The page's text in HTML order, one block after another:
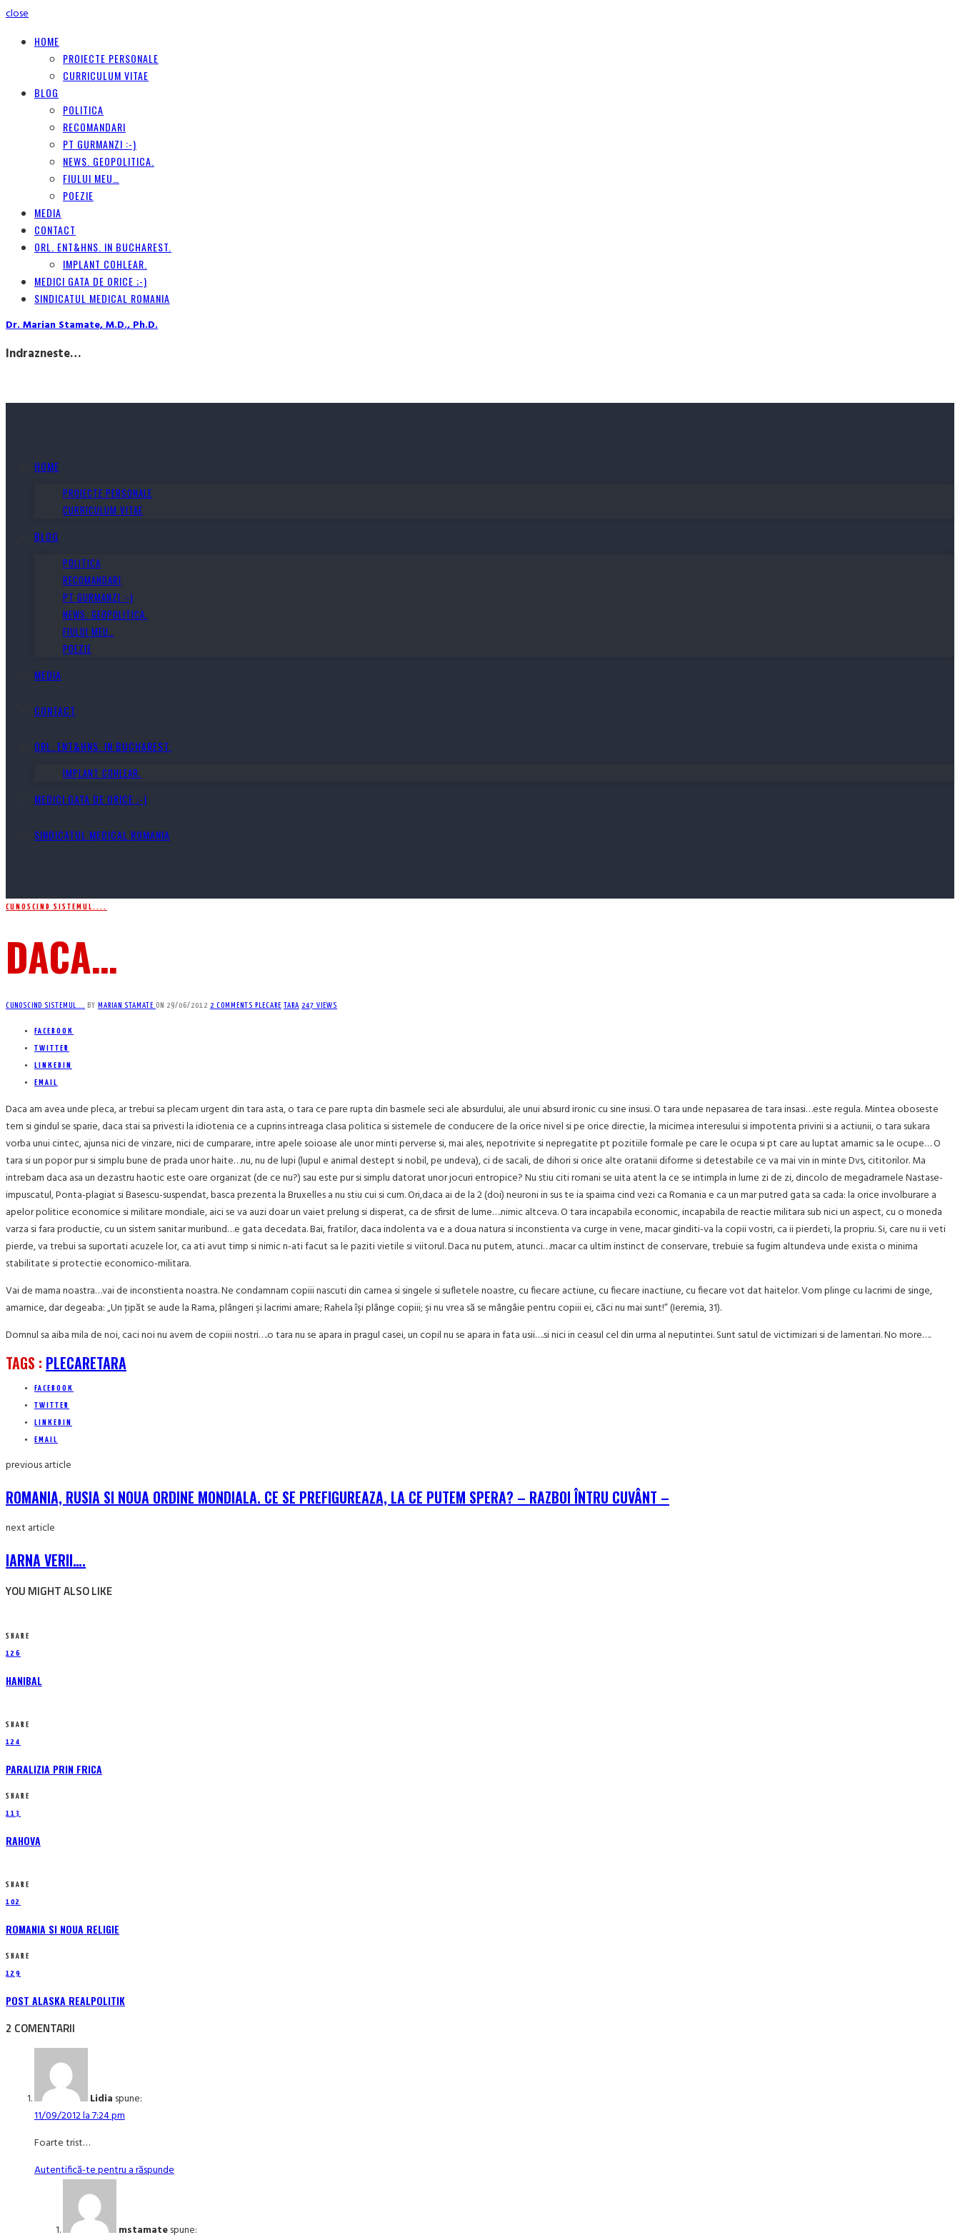
close
HOME
PROIECTE PERSONALE
CURRICULUM VITAE
BLOG
POLITICA
RECOMANDARI
PT GURMANZI :-)
NEWS. GEOPOLITICA.
FIULUI MEU…
POEZIE
MEDIA
CONTACT
ORL. ENT&HNS. IN BUCHAREST.
IMPLANT COHLEAR.
MEDICI GATA DE ORICE ;-)
SINDICATUL MEDICAL ROMANIA
Dr. Marian Stamate, M.D., Ph.D.
Indrazneste…
HOME
PROIECTE PERSONALE
CURRICULUM VITAE
BLOG
POLITICA
RECOMANDARI
PT GURMANZI :-)
NEWS. GEOPOLITICA.
FIULUI MEU…
POEZIE
MEDIA
CONTACT
ORL. ENT&HNS. IN BUCHAREST.
IMPLANT COHLEAR.
MEDICI GATA DE ORICE ;-)
SINDICATUL MEDICAL ROMANIA
CUNOSCIND SISTEMUL....
DACA…
CUNOSCIND SISTEMUL.... BY MARIAN STAMATE ON 29/06/2012 2 COMMENTS PLECARE TARA 247 VIEWS
FACEBOOK
TWITTER
LINKEDIN
EMAIL
Daca am avea unde pleca, ar trebui sa plecam urgent din tara asta, o tara ce pare rupta din basmele seci ale absurdului, ale unui absurd ironic cu sine insusi. O tara unde nepasarea de tara insasi…este regula. Mintea oboseste
tern si gindul se sparie, daca stai sa privesti la idiotenia ce a cuprins intreaga clasa politica si sistemele de conducere de la orice nivel si pe orice directie, la micimea interesului si impotenta privirii si a actiunii, o tara sukara
vorba unui cintec, ajunsa nici de vinzare, nici de cumparare, intre apele soioase ale unor minti perverse si, mai ales, nepotrivite si nepregatite pt pozitiile formale pe care le ocupa si pt care au luptat amarnic sa le ocupe… O
tara si un popor pur si simplu bune de prada unor haite…nu, nu de lupi (lupul e animal destept si nobil, pe undeva), ci de sacali, de dihori si orice alte oratanii diforme si detestabile ce va mai vin in minte Dvs, cititorilor. Ma
intrebam daca asa un dezastru haotic este oare organizat (de ce nu?) sau este pur si simplu datorat unor jocuri entropice? Nu stiu citi romani se uita atent la ce se intimpla in lume zi de zi, dincolo de megadramele Nastase-
impuscatul, Ponta-plagiat si Basescu-suspendat, basca prezenta la Bruxelles a nu stiu cui si cum. Ori,daca ai de la 2 (doi) neuroni in sus te ia spaima cind vezi ca Romania e ca un mar putred gata sa cada: la orice involburare a
apelor politice economice si militare mondiale, aici se va auzi doar un vaiet prelung si disperat, ca de sfirsit de lume….nimic altceva. O tara incapabila economic, incapabila de reactie militara sub nici un aspect, cu o moneda
varza si fara productie, cu un sistem sanitar muribund…e gata decedata. Bai, fratilor, daca indolenta va e a doua natura si inconstienta va curge in vene, macar ginditi-va la copii vostri, ca ii pierdeti, la propriu. Si, care nu ii veti
pierde, va trebui sa suportati acuzele lor, ca ati avut timp si nimic n-ati facut sa le paziti vietile si viitorul. Daca nu putem, atunci…macar ca ultim instinct de conservare, trebuie sa fugim altundeva unde exista o minima
stabilitate si protectie economico-militara.
Vai de mama noastra…vai de inconstienta noastra. Ne condamnam copiii nascuti din carnea si singele si sufletele noastre, cu fiecare actiune, cu fiecare inactiune, cu fiecare vot dat haitelor. Vom plinge cu lacrimi de singe,
amarnice, dar degeaba: „Un ţipăt se aude la Rama, plângeri şi lacrimi amare; Rahela îşi plânge copiii; şi nu vrea să se mângâie pentru copiii ei, căci nu mai sunt!” (Ieremia, 31).
Domnul sa aiba mila de noi, caci noi nu avem de copiii nostri….o tara nu se apara in pragul casei, un copil nu se apara in fata usii….si nici in ceasul cel din urma al neputintei. Sunt satul de victimizari si de lamentari. No more….
TAGS : PLECARETARA
FACEBOOK
TWITTER
LINKEDIN
EMAIL
previous article
ROMANIA, RUSIA SI NOUA ORDINE MONDIALA. CE SE PREFIGUREAZA, LA CE PUTEM SPERA? – RAZBOI ÎNTRU CUVÂNT –
next article
IARNA VERII….
YOU MIGHT ALSO LIKE
SHARE
126
HANIBAL
SHARE
124
PARALIZIA PRIN FRICA
SHARE
113
RAHOVA
SHARE
102
ROMANIA SI NOUA RELIGIE
SHARE
129
POST ALASKA REALPOLITIK
2 COMENTARII
Lidia spune:
11/09/2012 la 7:24 pm
Foarte trist…
Autentifică-te pentru a răspunde
mstamatespune: